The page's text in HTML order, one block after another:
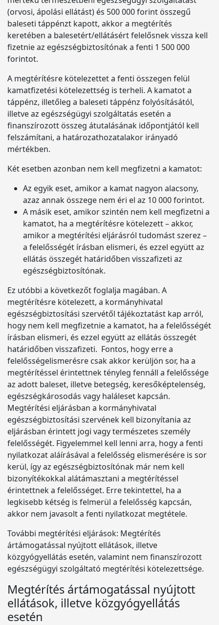
(orvosi, ápolási ellátást) és 500 000 forint összegű
baleseti táppénzt kapott, akkor a megtérítés
keretében a balesetért/ellátásért felelősnek vissza kell
fizetnie az egészségbiztosítónak a fenti 1 500 000
forintot.
A megtérítésre kötelezettet a fenti összegen felül
kamatfizetési kötelezettség is terheli. A kamatot a
táppénz, illetőleg a baleseti táppénz folyósításától,
illetve az egészségügyi szolgáltatás esetén a
finanszírozott összeg átutalásának időpontjától kell
felszámítani, a határozathozatalakor irányadó
mértékben.
Két esetben azonban nem kell megfizetni a kamatot:
Az egyik eset, amikor a kamat nagyon alacsony,
azaz annak összege nem éri el az 10 000 forintot.
A másik eset, amikor szintén nem kell megfizetni a
kamatot, ha a megtérítésre kötelezett – akkor,
amikor a megtérítési eljárásról tudomást szerez –
a felelősségét írásban elismeri, és ezzel együtt az
ellátás összegét határidőben visszafizeti az
egészségbiztosítónak.
Ez utóbbi a következőt foglalja magában. A
megtérítésre kötelezett, a kormányhivatal
egészségbiztosítási szervétől tájékoztatást kap arról,
hogy nem kell megfizetnie a kamatot, ha a felelősségét
írásban elismeri, és ezzel együtt az ellátás összegét
határidőben visszafizeti. Fontos, hogy erre a
felelősségelismerésre csak akkor kerüljön sor, ha a
megtérítéssel érintettnek tényleg fennáll a felelőssége
az adott baleset, illetve betegség, keresőképtelenség,
egészségkárosodás vagy haláleset kapcsán.
Megtérítési eljárásban a kormányhivatal
egészségbiztosítási szervének kell bizonyítania az
eljárásban érintett jogi vagy természetes személy
felelősségét. Figyelemmel kell lenni arra, hogy a fenti
nyilatkozat aláírásával a felelősség elismerésére is sor
kerül, így az egészségbiztosítónak már nem kell
bizonyítékokkal alátámasztani a megtérítéssel
érintettnek a felelősséget. Erre tekintettel, ha a
legkisebb kétség is felmerül a felelősség kapcsán,
akkor nem javasolt a fenti nyilatkozat megtétele.
További megtérítési eljárások: Megtérítés
ártámogatással nyújtott ellátások, illetve
közgyógyellátás esetén, valamint nem finanszírozott
egészségügyi szolgáltató megtérítési kötelezettsége.
Megtérítés ártámogatással nyújtott
ellátások, illetve közgyógyellátás
esetén